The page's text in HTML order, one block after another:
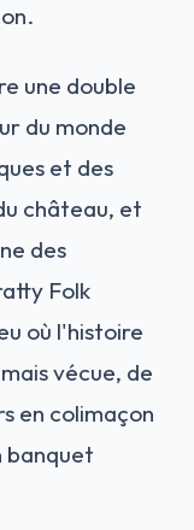
une double
du monde
et des
château, et
des
Folk
où l'histoire
vécue, de
en colimaçon
banquet